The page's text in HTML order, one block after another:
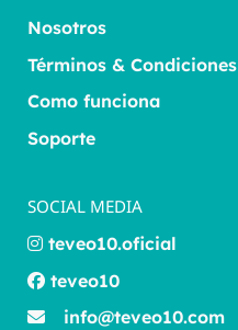
Nosotros
Términos & Condiciones
Como funciona
Soporte
SOCIAL MEDIA
teveo10.oficial
teveo10
info@teveo10.com